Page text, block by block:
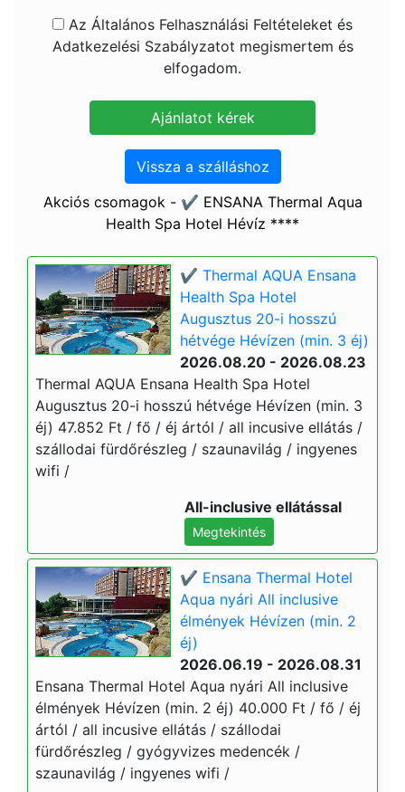
Az Általános Felhasználási Feltételeket és
Adatkezelési Szabályzatot megismertem és
elfogadom.
Vissza a szálláshoz
Akciós csomagok - ✔️ ENSANA Thermal Aqua
Health Spa Hotel Hévíz ****
✔️ Thermal AQUA Ensana
Health Spa Hotel
Augusztus 20-i hosszú
hétvége Hévízen (min. 3 éj)
2026.08.20 - 2026.08.23
Thermal AQUA Ensana Health Spa Hotel
Augusztus 20-i hosszú hétvége Hévízen (min. 3
éj) 47.852 Ft / fő / éj ártól / all incusive ellátás /
szállodai fürdőrészleg / szaunavilág / ingyenes
wifi /
All-inclusive ellátással
Megtekintés
✔️ Ensana Thermal Hotel
Aqua nyári All inclusive
élmények Hévízen (min. 2
éj)
2026.06.19 - 2026.08.31
Ensana Thermal Hotel Aqua nyári All inclusive
élmények Hévízen (min. 2 éj) 40.000 Ft / fő / éj
ártól / all incusive ellátás / szállodai
fürdőrészleg / gyógyvizes medencék /
szaunavilág / ingyenes wifi /